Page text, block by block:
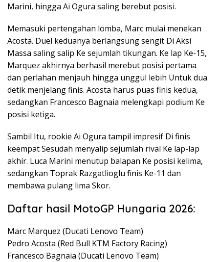
Marini, hingga Ai Ogura saling berebut posisi.
Memasuki pertengahan lomba, Marc mulai menekan
Acosta. Duel keduanya berlangsung sengit Di Aksi
Massa saling salip Ke sejumlah tikungan. Ke lap Ke-15,
Marquez akhirnya berhasil merebut posisi pertama
dan perlahan menjauh hingga unggul lebih Untuk dua
detik menjelang finis. Acosta harus puas finis kedua,
sedangkan Francesco Bagnaia melengkapi podium Ke
posisi ketiga.
Sambil Itu, rookie Ai Ogura tampil impresif Di finis
keempat Sesudah menyalip sejumlah rival Ke lap-lap
akhir. Luca Marini menutup balapan Ke posisi kelima,
sedangkan Toprak Razgatlioglu finis Ke-11 dan
membawa pulang lima Skor.
Daftar hasil MotoGP Hungaria 2026:
Marc Marquez (Ducati Lenovo Team)
Pedro Acosta (Red Bull KTM Factory Racing)
Francesco Bagnaia (Ducati Lenovo Team)